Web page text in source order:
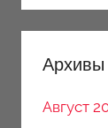
Архивы
Август